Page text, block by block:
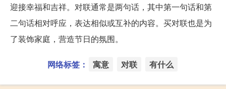
迎接幸福和吉祥。对联通常是两句话，其中第一句话和第
二句话相对呼应，表达相似或互补的内容。买对联也是为
了装饰家庭，营造节日的氛围。
网络标签： 寓意 对联 有什么